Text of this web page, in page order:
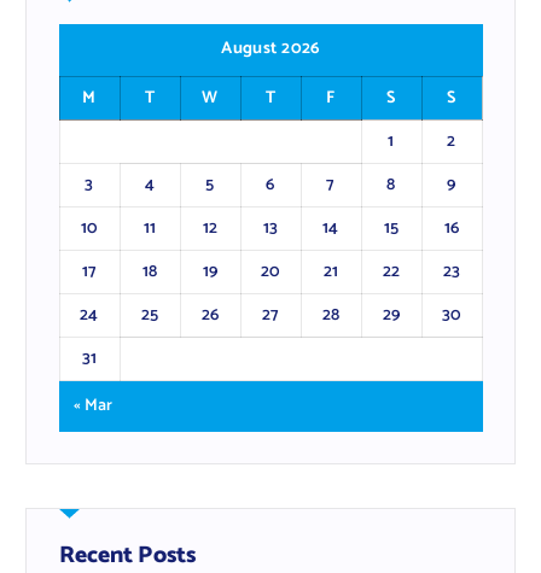
August 2026
M
T W T F S
S
1
2
3
4 5 6 7 8
9
10
11 12 13 14 15
16
17
18 19 20 21 22
23
24
25 26 27 28 29
30
31
« Mar
Recent Posts